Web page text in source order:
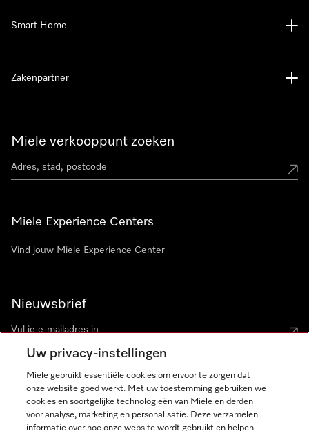
Miele verkooppunt zoeken
Miele Experience Centers
Vind jouw Miele Experience Center
Nieuwsbrief
Smart Home
Zakenpartner
Miele op Instagram
Miele op Facebook
Miele op Youtube
Uw privacy-instellingen
Miele gebruikt essentiële cookies om ervoor te zorgen dat
onze website goed werkt. Met uw toestemming gebruiken we
cookies en soortgelijke technologieën van Miele en derden
voor analyse, marketing en personalisatie. Deze verzamelen
informatie over hoe onze website wordt gebruikt en helpen